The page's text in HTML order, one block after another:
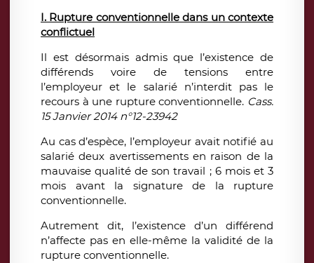
I. Rupture conventionnelle dans un contexte
conflictuel
Il est désormais admis que l’existence de
différends voire de tensions entre
l’employeur et le salarié n’interdit pas le
recours à une rupture conventionnelle. Cass.
15 Janvier 2014 n°12-23942
Au cas d’espèce, l’employeur avait notifié au
salarié deux avertissements en raison de la
mauvaise qualité de son travail ; 6 mois et 3
mois avant la signature de la rupture
conventionnelle.
Autrement dit, l’existence d’un différend
n’affecte pas en elle-même la validité de la
rupture conventionnelle.